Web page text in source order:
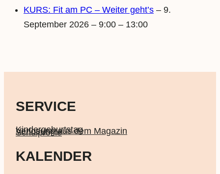
KURS: Fit am PC – Weiter geht’s – 9.
September 2026 – 9:00 – 13:00
SERVICE
Kindergeburtstag
Verlosung aus dem Magazin
Schulprofile
KALENDER